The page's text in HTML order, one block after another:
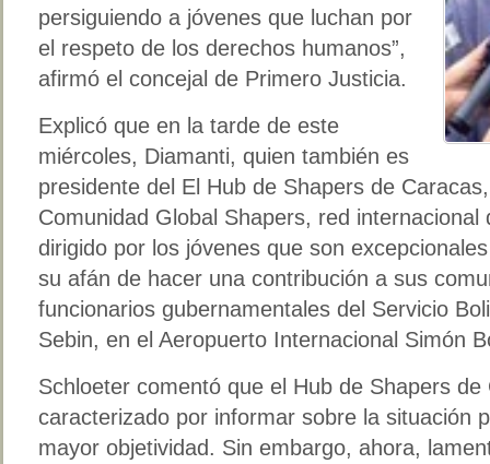
persiguiendo a jóvenes que luchan por
el respeto de los derechos humanos”,
afirmó el concejal de Primero Justicia.
Explicó que en la tarde de este
miércoles, Diamanti, quien también es
presidente del El Hub de Shapers de
Comunidad Global Shapers, red
dirigido por los jóvenes que son
su afán de hacer una contribución a sus
funcionarios gubernamentales del Servicio
Sebin, en el Aeropuerto Internacional Simón
Schloeter comentó que el Hub de Shapers
caracterizado por informar sobre la situación
mayor objetividad. Sin embargo, ahora,